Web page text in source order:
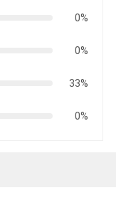
0%
0%
33%
0%